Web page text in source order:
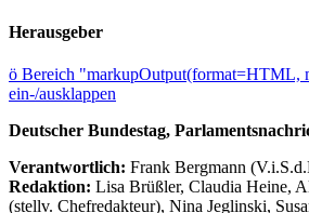
Herausgeber
ö Bereich "markupOutput(format=HTML,
ein-/ausklappen
Deutscher Bundestag,
Verantwortlich: Frank Bergmann
Redaktion: Lisa Brüßler, Claudia Heine,
(stellv. Chefredakteur), Nina Jeglinski,